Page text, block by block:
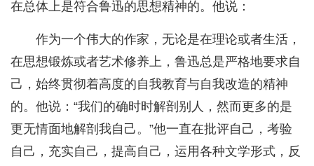
在总体上是符合鲁迅的思想精神的。他说：
作为一个伟大的作家，无论是在理论或者生活，
在思想锻炼或者艺术修养上，鲁迅总是严格地要求自
己，始终贯彻着高度的自我教育与自我改造的精神
的。他说：“我们的确时时解剖别人，然而更多的是
更无情面地解剖我自己。”他一直在批评自己，考验
自己，充实自己，提高自己，运用各种文学形式，反